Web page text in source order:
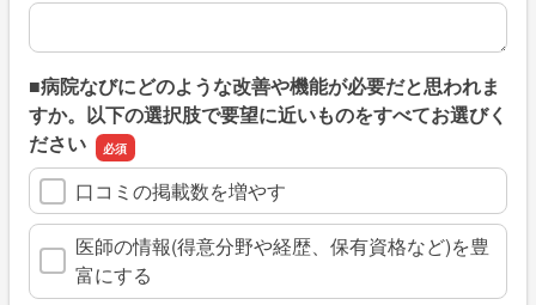
上記のように回答された具体的な理由があればご記入くだ
■病院なびにどのような改善や機能が必要だと思われま
すか。以下の選択肢で要望に近いものをすべてお選びく
ださい
口コミの掲載数を増やす
医師の情報(得意分野や経歴、保有資格など)を豊
富にする